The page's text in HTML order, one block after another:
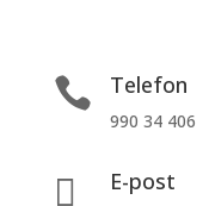
 Telefon
990 34 406
 E-post